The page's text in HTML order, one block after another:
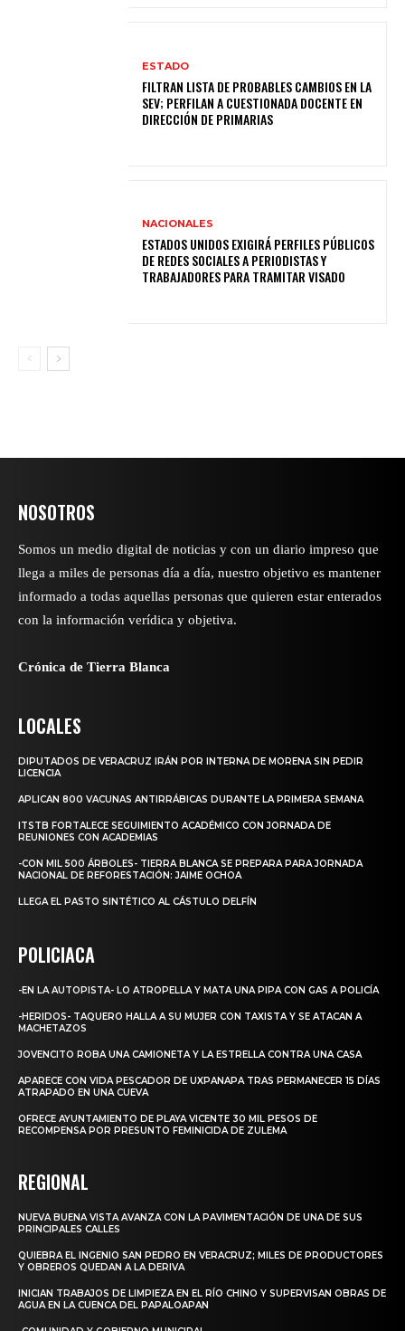
ESTADO
FILTRAN LISTA DE PROBABLES CAMBIOS EN LA
SEV; PERFILAN A CUESTIONADA DOCENTE EN
DIRECCIÓN DE PRIMARIAS
NACIONALES
ESTADOS UNIDOS EXIGIRÁ PERFILES PÚBLICOS
DE REDES SOCIALES A PERIODISTAS Y
TRABAJADORES PARA TRAMITAR VISADO
NOSOTROS
Somos un medio digital de noticias y con un diario impreso que
llega a miles de personas día a día, nuestro objetivo es mantener
informado a todas aquellas personas que quieren estar enterados
con la información verídica y objetiva.
Crónica de Tierra Blanca
LOCALES
DIPUTADOS DE VERACRUZ IRÁN POR INTERNA DE MORENA SIN PEDIR
LICENCIA
APLICAN 800 VACUNAS ANTIRRÁBICAS DURANTE LA PRIMERA SEMANA
ITSTB FORTALECE SEGUIMIENTO ACADÉMICO CON JORNADA DE
REUNIONES CON ACADEMIAS
-CON MIL 500 ÁRBOLES- TIERRA BLANCA SE PREPARA PARA JORNADA
NACIONAL DE REFORESTACIÓN: JAIME OCHOA
LLEGA EL PASTO SINTÉTICO AL CÁSTULO DELFÍN
POLICIACA
-EN LA AUTOPISTA- LO ATROPELLA Y MATA UNA PIPA CON GAS A POLICÍA
-HERIDOS- TAQUERO HALLA A SU MUJER CON TAXISTA Y SE ATACAN A
MACHETAZOS
JOVENCITO ROBA UNA CAMIONETA Y LA ESTRELLA CONTRA UNA CASA
APARECE CON VIDA PESCADOR DE UXPANAPA TRAS PERMANECER 15 DÍAS
ATRAPADO EN UNA CUEVA
OFRECE AYUNTAMIENTO DE PLAYA VICENTE 30 MIL PESOS DE
RECOMPENSA POR PRESUNTO FEMINICIDA DE ZULEMA
REGIONAL
NUEVA BUENA VISTA AVANZA CON LA PAVIMENTACIÓN DE UNA DE SUS
PRINCIPALES CALLES
QUIEBRA EL INGENIO SAN PEDRO EN VERACRUZ; MILES DE PRODUCTORES
Y OBREROS QUEDAN A LA DERIVA
INICIAN TRABAJOS DE LIMPIEZA EN EL RÍO CHINO Y SUPERVISAN OBRAS DE
AGUA EN LA CUENCA DEL PAPALOAPAN